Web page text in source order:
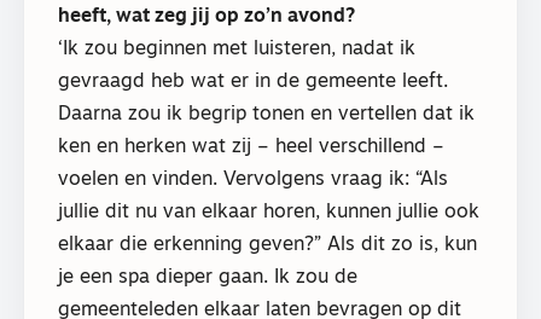
heeft, wat zeg jij op zo’n avond?
‘Ik zou beginnen met luisteren, nadat ik
gevraagd heb wat er in de gemeente leeft.
Daarna zou ik begrip tonen en vertellen dat ik
ken en herken wat zij – heel verschillend –
voelen en vinden. Vervolgens vraag ik: “Als
jullie dit nu van elkaar horen, kunnen jullie ook
elkaar die erkenning geven?” Als dit zo is, kun
je een spa dieper gaan. Ik zou de
gemeenteleden elkaar laten bevragen op dit